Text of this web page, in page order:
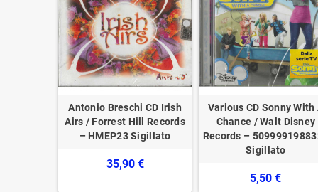
Antonio Breschi CD Irish
Airs / Forrest Hill Records
– HMEP23 Sigillato
35,90 €
Various CD Sonny With
Chance / Walt Disney
Records –
Sigillato
5,50 €